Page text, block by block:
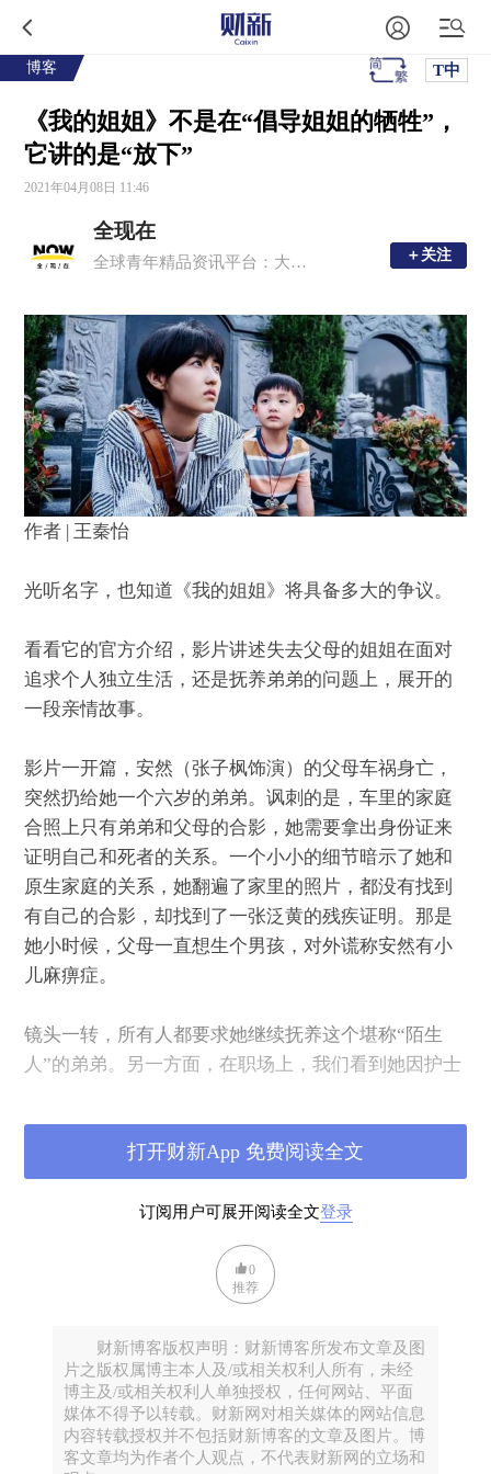
博客 T中
《我的姐姐》不是在“倡导姐姐的牺牲”，
它讲的是“放下”
2021年04月08日 11:46
全现在
全球青年精品资讯平台：大事，新知，深度，有趣 ＋关注
＋关注
作者 | 王秦怡
光听名字，也知道《我的姐姐》将具备多大的争议。
看看它的官方介绍，影片讲述失去父母的姐姐在面对
追求个人独立生活，还是抚养弟弟的问题上，展开的
一段亲情故事。
影片一开篇，安然（张子枫饰演）的父母车祸身亡，
突然扔给她一个六岁的弟弟。讽刺的是，车里的家庭
合照上只有弟弟和父母的合影，她需要拿出身份证来
证明自己和死者的关系。一个小小的细节暗示了她和
原生家庭的关系，她翻遍了家里的照片，都没有找到
有自己的合影，却找到了一张泛黄的残疾证明。那是
她小时候，父母一直想生个男孩，对外谎称安然有小
儿麻痹症。
镜头一转，所有人都要求她继续抚养这个堪称“陌生
人”的弟弟。另一方面，在职场上，我们看到她因护士
被父母强制改了志愿，才变成了护士。这也是她为什
么一直执着于去北京读研究生，如果由她抚养弟弟，
意味着她的梦想将再次成为泡影。
订阅用户可展开阅读全文登录
打开财新App 免费阅读全文
0
推荐
财新博客版权声明：财新博客所发布文章及图
片之版权属博主本人及/或相关权利人所有，未经
博主及/或相关权利人单独授权，任何网站、平面
媒体不得予以转载。财新网对相关媒体的网站信息
内容转载授权并不包括财新博客的文章及图片。博
客文章均为作者个人观点，不代表财新网的立场和